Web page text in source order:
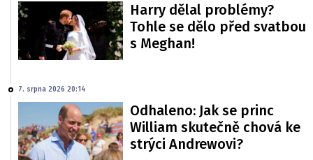
Harry dělal problémy?
Tohle se dělo před svatbou
s Meghan!
7. srpna 2026 20:14
Odhaleno: Jak se princ
William skutečně chová ke
strýci Andrewovi?